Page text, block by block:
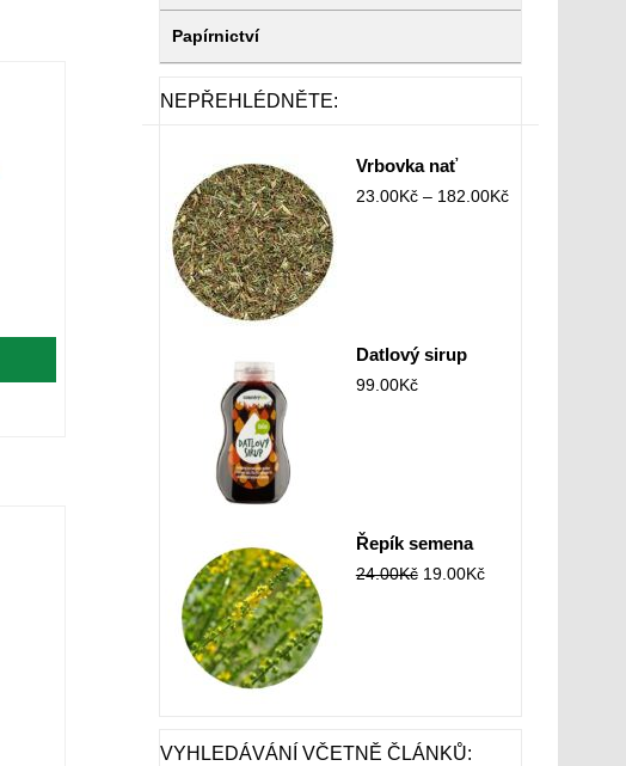
Papírnictví
NEPŘEHLÉDNĚTE:
Vrbovka nať
23.00Kč– 182.00Kč
Datlový sirup
99.00Kč
Řepík semena
24.00Kč 19.00Kč
VYHLEDÁVÁNÍ VČETNĚ ČLÁNKŮ: